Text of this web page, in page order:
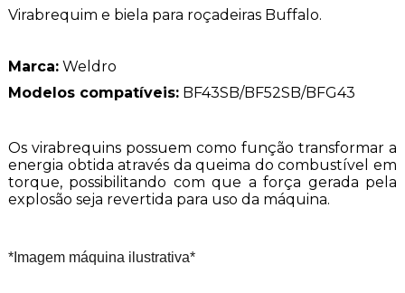
Virabrequim e biela para roçadeiras Buffalo.
Marca:Weldro
Modelos compatíveis:BF43SB/BF52SB/BFG43
Os virabrequins possuem como função transformar a
energia obtida através da queima do combustível em
torque, possibilitando com que a força gerada pela
explosão seja revertida para uso da máquina.
*Imagem máquina ilustrativa*